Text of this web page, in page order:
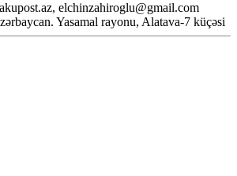
, elchinzahiroglu@gmail.com
Yasamal rayonu, Alatava-7 küçəsi